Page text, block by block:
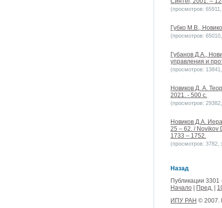
(просмотров:
Губко М.В.,
(просмотров:
Губанов Д.А.,
управления и
(просмотров:
Новиков Д. А.
2021. - 500 с.
(просмотров:
Новиков Д.А.
25 – 62. / Novikov
1733 – 1752.
(просмотров: 3782,
Назад
Публикации 3301
Начало
Пред.
ИПУ РАН © 2007.